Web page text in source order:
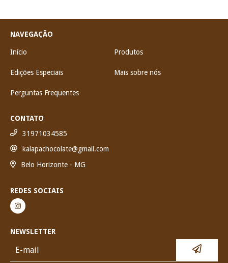
NAVEGAÇÃO
Início Produtos
Edições Especiais Mais sobre nós
Perguntas Frequentes
CONTATO
31971034585
kalapachocolate@gmail.com
Belo Horizonte - MG
REDES SOCIAIS
NEWSLETTER